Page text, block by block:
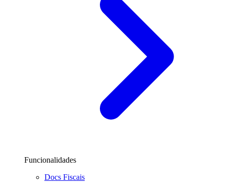
Funcionalidades
Docs Fiscais